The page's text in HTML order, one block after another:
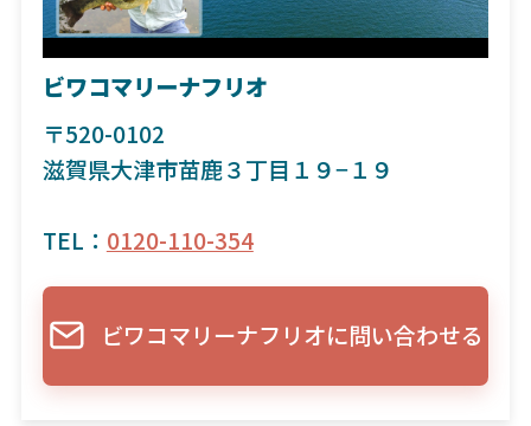
ビワコマリーナフリオ
〒520-0102
滋賀県大津市苗鹿３丁目１９−１９
TEL： 0120-110-354
ビワコマリーナフリオに問い合わせる